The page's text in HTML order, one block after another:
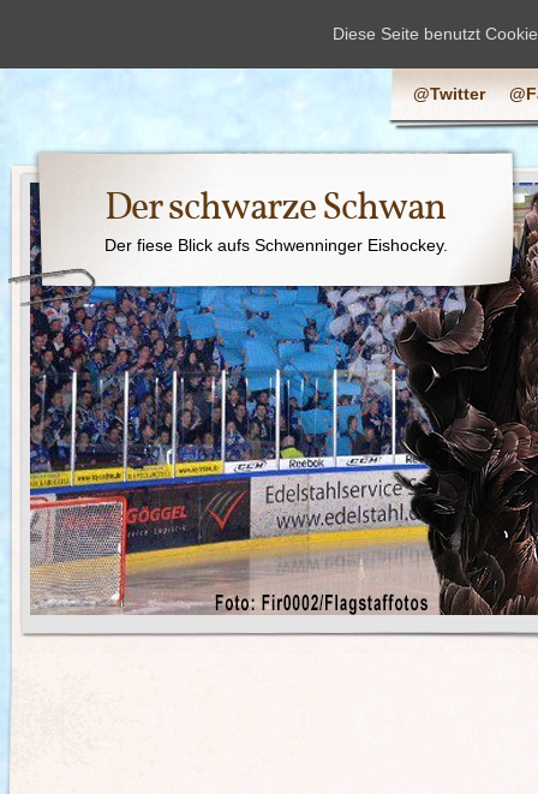
@Twitter
Der schwarze Schwan
Der fiese Blick aufs Schwenninger Eishockey.
Diese Seite benutzt